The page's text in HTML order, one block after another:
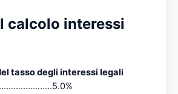
calcolo interessi
tasso degli interessi legali